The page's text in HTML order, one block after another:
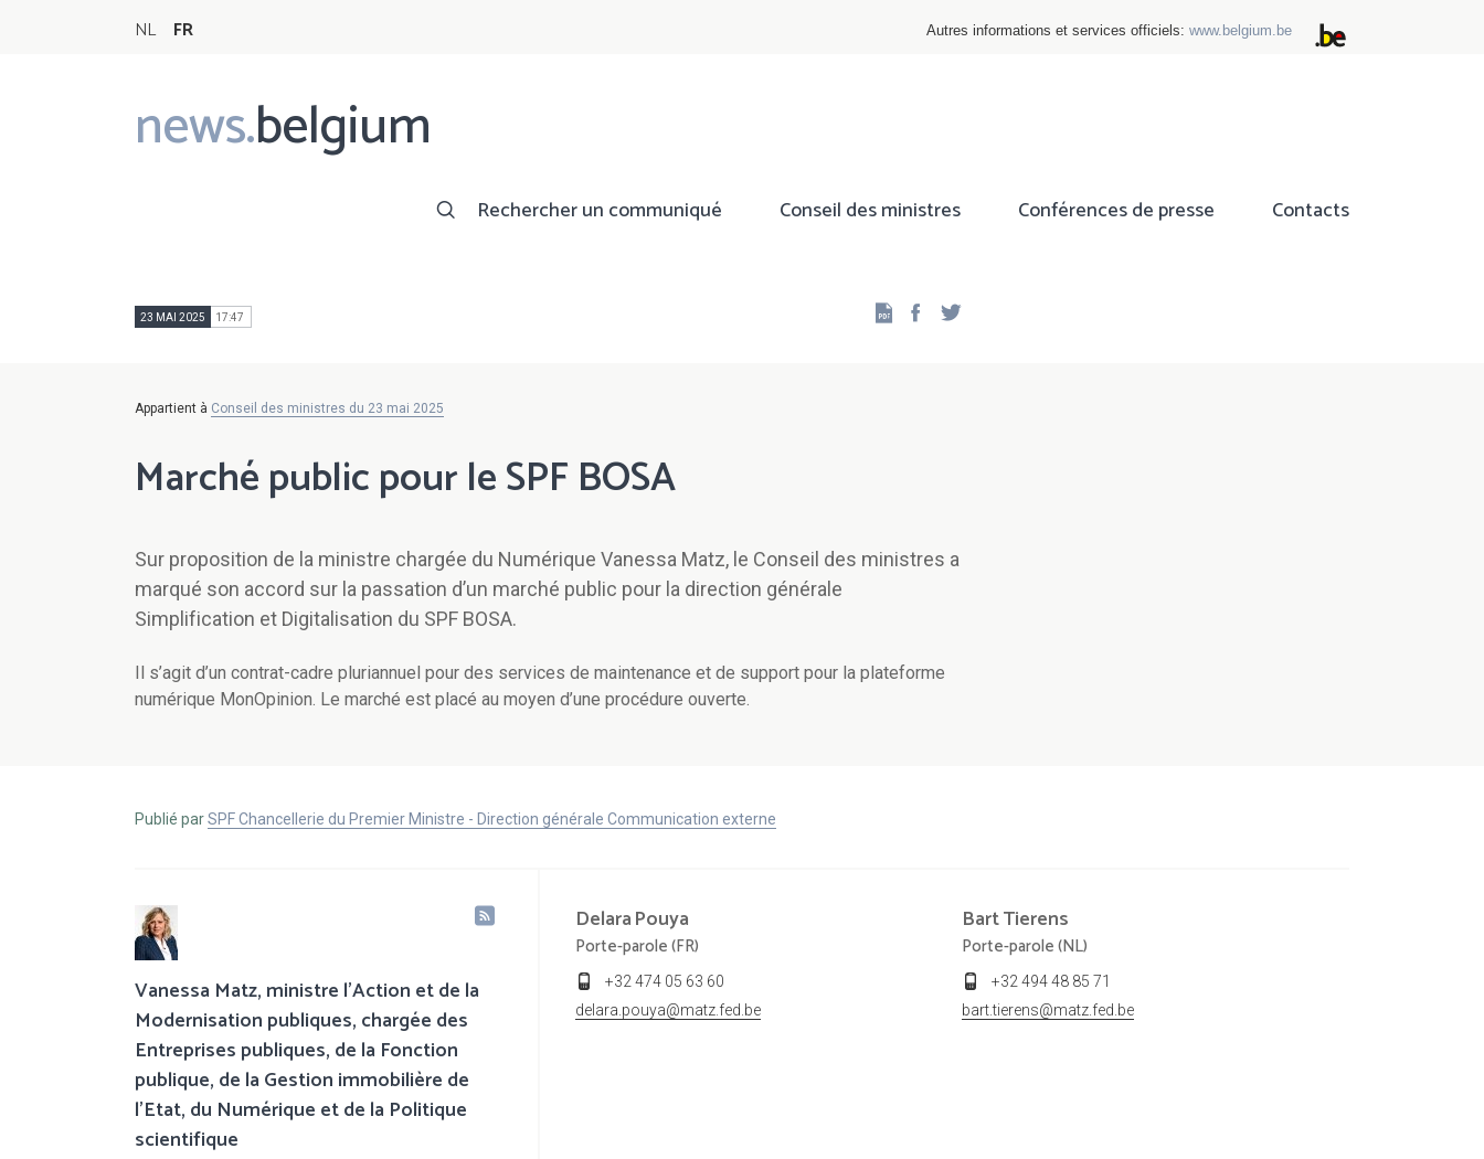
NL FR Autres informations et services officiels: www.belgium.be
news.belgium
Main
navigation
Rechercher un communiqué Conseil des ministres Conférences de presse Contacts
23 MAI 2025 17:47 Facebook
Appartient à Conseil des ministres du 23 mai 2025
Marché public pour le SPF BOSA
Sur proposition de la ministre chargée du Numérique Vanessa Matz, le Conseil des ministres a
marqué son accord sur la passation d’un marché public pour la direction générale
Simplification et Digitalisation du SPF BOSA.
Il s’agit d’un contrat-cadre pluriannuel pour des services de maintenance et de support pour la plateforme
numérique MonOpinion. Le marché est placé au moyen d’une procédure ouverte.
Publié parSPF Chancellerie du Premier Ministre - Direction générale Communication externe
Vanessa Matz, ministre l'Action et de la
Modernisation publiques, chargée des
Entreprises publiques, de la Fonction
publique, de la Gestion immobilière de
l'Etat, du Numérique et de la Politique
scientifique
DelaraPouya
Porte-parole (FR)
+32 474 05 63 60
delara.pouya@matz.fed.be
BartTierens
Porte-parole (NL)
+32 494 48 85 71
bart.tierens@matz.fed.be